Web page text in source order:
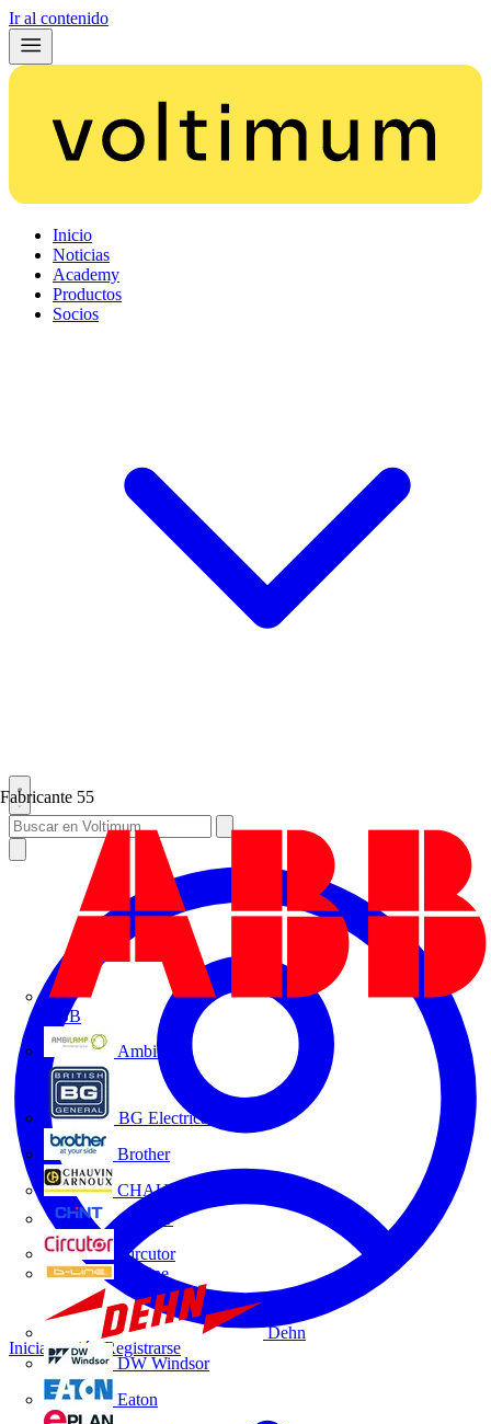
Ir al contenido
Inicio
Noticias
Academy
Productos
Socios
Fabricante 55
ABB
Ambilamp
BG Electrical
Brother
CHAUVIN ARNOUX
CHINT
Circutor
D-Line
Dehn
DW Windsor
Eaton
Iniciar sesión Registrarse